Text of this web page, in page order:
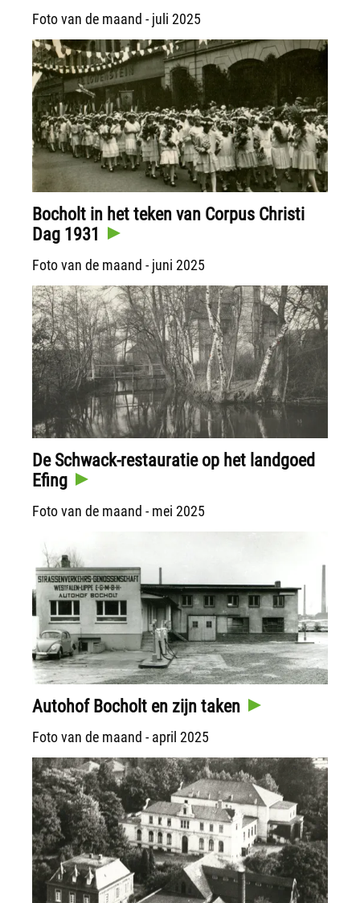
Foto van de maand - juli 2025
Bocholt in het teken van Corpus Christi
Dag 1931
Foto van de maand - juni 2025
De Schwack-restauratie op het landgoed
Efing
Foto van de maand - mei 2025
Autohof Bocholt en zijn taken
Foto van de maand - april 2025